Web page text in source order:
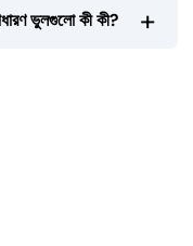
ভুলগুলো কী কী? +